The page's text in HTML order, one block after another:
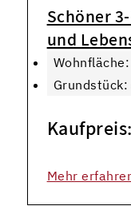
Schöner
und
Mehr